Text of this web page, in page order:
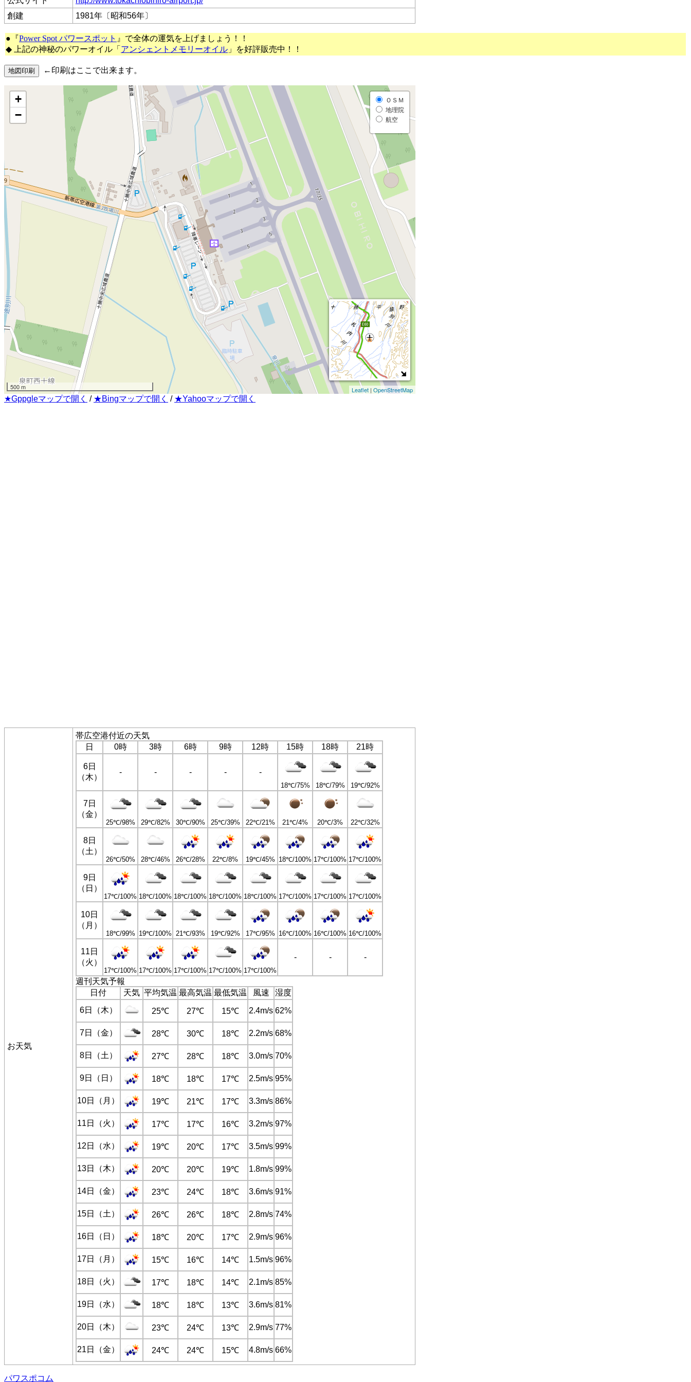
創建
1981年〔昭和56年〕
●『Power Spot パワースポット 』で全体の運気を上げましょう！！
◆ 上記の神秘のパワーオイル「 アンシェントメモリーオイル 」を好評販売中！！
←印刷はここで出来ます。
+
−
ＯＳＭ
地理院
航空
500 m Leaflet | OpenStreetMap
★Gppgleマップで開く / ★Bingマップで開く / ★Yahooマップで開く
お天気
帯広空港付近の天気
日
0時 3時 6時 9時 12時 15時 18時 21時
6日
（木）
- - - - -
18℃/75% 18℃/79% 19℃/92%
7日
（金）
25℃/98% 29℃/82% 30℃/90% 25℃/39% 22℃/21% 21℃/4% 20℃/3% 22℃/32%
8日
（土）
26℃/50% 28℃/46% 26℃/28% 22℃/8% 19℃/45% 18℃/100% 17℃/100% 17℃/100%
9日
（日）
17℃/100% 18℃/100% 18℃/100% 18℃/100% 18℃/100% 17℃/100% 17℃/100% 17℃/100%
10日
（月）
18℃/99% 19℃/100% 21℃/93% 19℃/92% 17℃/95% 16℃/100% 16℃/100% 16℃/100%
11日
（火）
17℃/100% 17℃/100% 17℃/100% 17℃/100% 17℃/100%
- - -
週刊天気予報
日付
天気 平均気温 最高気温 最低気温 風速
湿度
6日（木）
25℃ 27℃ 15℃ 2.4m/s 62%
7日（金） 28℃ 30℃ 18℃ 2.2m/s 68%
8日（土） 27℃ 28℃ 18℃ 3.0m/s 70%
9日（日） 18℃ 18℃ 17℃ 2.5m/s 95%
10日（月） 19℃ 21℃ 17℃ 3.3m/s 86%
11日（火） 17℃ 17℃ 16℃ 3.2m/s 97%
12日（水） 19℃ 20℃ 17℃ 3.5m/s 99%
13日（木） 20℃ 20℃ 19℃ 1.8m/s 99%
14日（金） 23℃ 24℃ 18℃ 3.6m/s 91%
15日（土） 26℃ 26℃ 18℃ 2.8m/s 74%
16日（日） 18℃ 20℃ 17℃ 2.9m/s 96%
17日（月） 15℃ 16℃ 14℃ 1.5m/s 96%
18日（火） 17℃ 18℃ 14℃ 2.1m/s 85%
19日（水） 18℃ 18℃ 13℃ 3.6m/s 81%
20日（木） 23℃ 24℃ 13℃ 2.9m/s 77%
21日（金） 24℃ 24℃ 15℃ 4.8m/s 66%
パワスポコム